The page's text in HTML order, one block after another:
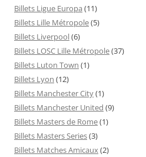
Billets Ligue Europa (11)
Billets Lille Métropole(5)
Billets Liverpool(6)
Billets LOSC Lille Métropole(37)
Billets Luton Town (1)
Billets Lyon (12)
Billets Manchester City(1)
Billets Manchester United (9)
Billets Masters de Rome(1)
Billets Masters Series(3)
Billets Matches Amicaux(2)